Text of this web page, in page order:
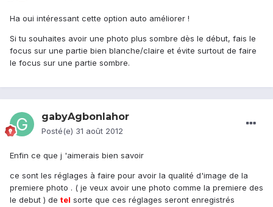
Ha oui intéressant cette option auto améliorer !
Si tu souhaites avoir une photo plus sombre dès le début, fais le
focus sur une partie bien blanche/claire et évite surtout de faire
le focus sur une partie sombre.
gabyAgbonlahor
Posté(e) 31 août 2012
Enfin ce que j 'aimerais bien savoir
ce sont les réglages à faire pour avoir la qualité d'image de la
premiere photo . ( je veux avoir une photo comme la premiere des
le debut ) de tel sorte que ces réglages seront enregistrés